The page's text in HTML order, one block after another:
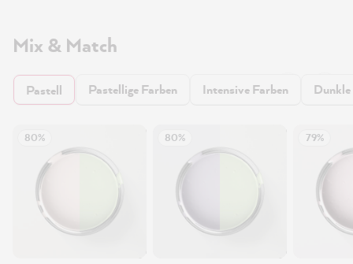
Mix & Match
Pastell Pastellige Farben Intensive Farben
80% 80% 79%